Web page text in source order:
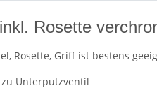
Rosette
Rosette, Griff ist bestens
Unterputzventil